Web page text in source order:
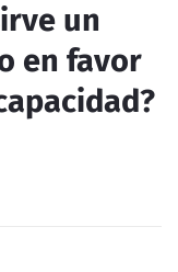
un
en favor